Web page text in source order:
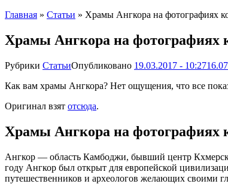
Главная » Статьи » Храмы Ангкора на фотографиях
Храмы Ангкора на фотографиях
Рубрики СтатьиОпубликовано 19.03.2017 - 10:27
Как вам храмы Ангкора? Нет ощущения, что все
Оригинал взят отсюда.
Храмы Ангкора на фотографиях
Ангкор — область Камбоджи, бывший центр
году Ангкор был открыт для европейской
путешественников и археологов желающих своими